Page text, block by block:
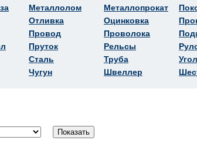
Металлолом
Отливка
Провод
Пруток
Сталь
Чугун
Металлопрокат
Оцинковка
Проволока
Рельсы
Труба
Швеллер